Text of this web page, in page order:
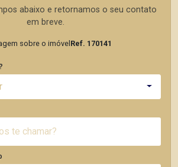
abaixo e retornamos o seu contato
em breve.
sobre o imóvelRef. 170141